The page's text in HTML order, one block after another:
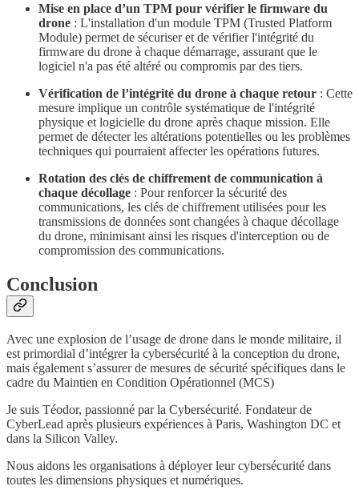
Mise en place d’un TPM pour vérifier le firmware du
drone : L'installation d'un module TPM (Trusted Platform
Module) permet de sécuriser et de vérifier l'intégrité du
firmware du drone à chaque démarrage, assurant que le
logiciel n'a pas été altéré ou compromis par des tiers.
Vérification de l’intégrité du drone à chaque retour : Cette
mesure implique un contrôle systématique de l'intégrité
physique et logicielle du drone après chaque mission. Elle
permet de détecter les altérations potentielles ou les problèmes
techniques qui pourraient affecter les opérations futures.
Rotation des clés de chiffrement de communication à
chaque décollage : Pour renforcer la sécurité des
communications, les clés de chiffrement utilisées pour les
transmissions de données sont changées à chaque décollage
du drone, minimisant ainsi les risques d'interception ou de
compromission des communications.
Conclusion
Avec une explosion de l’usage de drone dans le monde militaire, il
est primordial d’intégrer la cybersécurité à la conception du drone,
mais également s’assurer de mesures de sécurité spécifiques dans le
cadre du Maintien en Condition Opérationnel (MCS)
Je suis Téodor, passionné par la Cybersécurité. Fondateur de
CyberLead après plusieurs expériences à Paris, Washington DC et
dans la Silicon Valley.
Nous aidons les organisations à déployer leur cybersécurité dans
toutes les dimensions physiques et numériques.